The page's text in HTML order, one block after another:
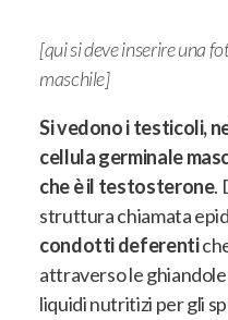
[qui si deve inserire una
maschile]
Si vedono i testicoli,
cellula germinale
che è il testosterone.
struttura chiamata
condotti deferenti
attraverso le
liquidi nutritizi per gli